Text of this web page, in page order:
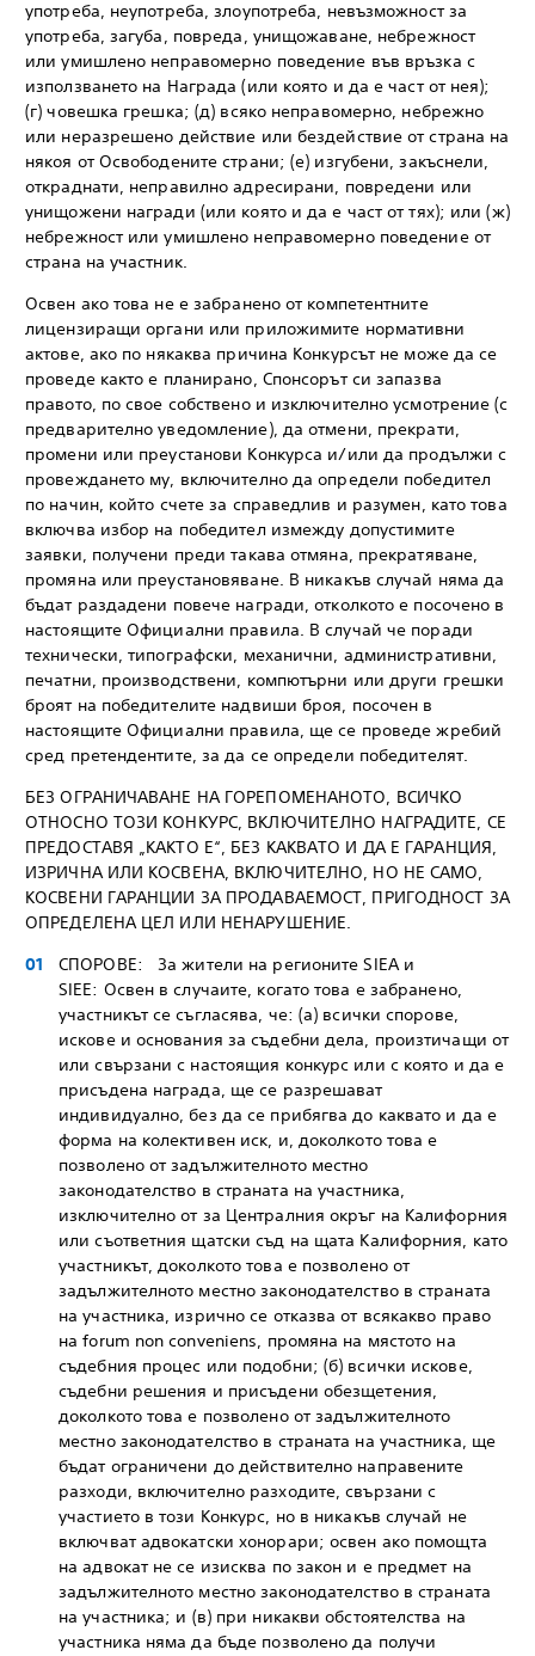
употреба, неупотреба, злоупотреба, невъзможност за
употреба, загуба, повреда, унищожаване, небрежност
или умишлено неправомерно поведение във връзка с
използването на Награда (или която и да е част от нея);
(г) човешка грешка; (д) всяко неправомерно, небрежно
или неразрешено действие или бездействие от страна на
някоя от Освободените страни; (е) изгубени, закъснели,
откраднати, неправилно адресирани, повредени или
унищожени награди (или която и да е част от тях); или (ж)
небрежност или умишлено неправомерно поведение от
страна на участник.
Освен ако това не е забранено от компетентните
лицензиращи органи или приложимите нормативни
актове, ако по някаква причина Конкурсът не може да се
проведе както е планирано, Спонсорът си запазва
правото, по свое собствено и изключително усмотрение (с
предварително уведомление), да отмени, прекрати,
промени или преустанови Конкурса и/или да продължи с
провеждането му, включително да определи победител
по начин, който счете за справедлив и разумен, като това
включва избор на победител измежду допустимите
заявки, получени преди такава отмяна, прекратяване,
промяна или преустановяване. В никакъв случай няма да
бъдат раздадени повече награди, отколкото е посочено в
настоящите Официални правила. В случай че поради
технически, типографски, механични, административни,
печатни, производствени, компютърни или други грешки
броят на победителите надвиши броя, посочен в
настоящите Официални правила, ще се проведе жребий
сред претендентите, за да се определи победителят.
БЕЗ ОГРАНИЧАВАНЕ НА ГОРЕПОМЕНАНОТО, ВСИЧКО
ОТНОСНО ТОЗИ КОНКУРС, ВКЛЮЧИТЕЛНО НАГРАДИТЕ, СЕ
ПРЕДОСТАВЯ „КАКТО Е“, БЕЗ КАКВАТО И ДА Е ГАРАНЦИЯ,
ИЗРИЧНА ИЛИ КОСВЕНА, ВКЛЮЧИТЕЛНО, НО НЕ САМО,
КОСВЕНИ ГАРАНЦИИ ЗА ПРОДАВАЕМОСТ, ПРИГОДНОСТ ЗА
ОПРЕДЕЛЕНА ЦЕЛ ИЛИ НЕНАРУШЕНИЕ.
СПОРОВЕ: За жители на регионите SIEA и
SIEE: Освен в случаите, когато това е забранено,
участникът се съгласява, че: (а) всички спорове,
искове и основания за съдебни дела, произтичащи от
или свързани с настоящия конкурс или с която и да е
присъдена награда, ще се разрешават
индивидуално, без да се прибягва до каквато и да е
форма на колективен иск, и, доколкото това е
позволено от задължителното местно
законодателство в страната на участника,
изключително от за Централния окръг на Калифорния
или съответния щатски съд на щата Калифорния, като
участникът, доколкото това е позволено от
задължителното местно законодателство в страната
на участника, изрично се отказва от всякакво право
на forum non conveniens, промяна на мястото на
съдебния процес или подобни; (б) всички искове,
съдебни решения и присъдени обезщетения,
доколкото това е позволено от задължителното
местно законодателство в страната на участника, ще
бъдат ограничени до действително направените
разходи, включително разходите, свързани с
участието в този Конкурс, но в никакъв случай не
включват адвокатски хонорари; освен ако помощта
на адвокат не се изисква по закон и е предмет на
задължителното местно законодателство в страната
на участника; и (в) при никакви обстоятелства на
участника няма да бъде позволено да получи